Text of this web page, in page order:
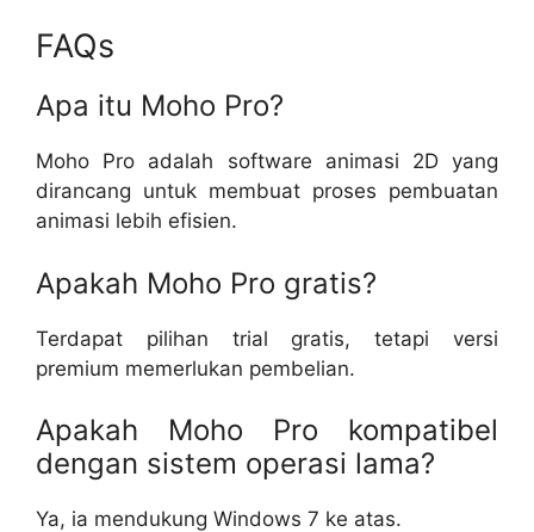
FAQs
Apa itu Moho Pro?
Moho Pro adalah software animasi 2D yang
dirancang untuk membuat proses pembuatan
animasi lebih efisien.
Apakah Moho Pro gratis?
Terdapat pilihan trial gratis, tetapi versi
premium memerlukan pembelian.
Apakah Moho Pro kompatibel
dengan sistem operasi lama?
Ya, ia mendukung Windows 7 ke atas.